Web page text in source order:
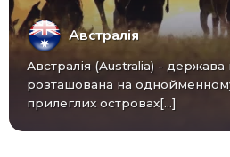
Австралія
Австралія (Australia) - ​​держава в Південній півкулі,
розташована на
прилеглих островах[...]